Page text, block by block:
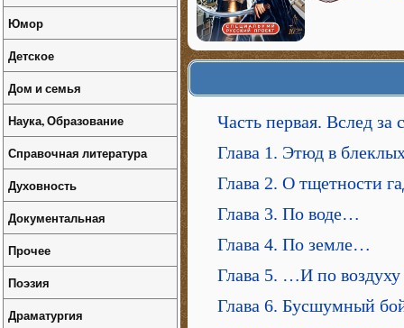
Часть первая. Вслед за
Глава 1. Этюд в
Глава 2. О тщетности
Глава 3. По воде…
Глава 4. По земле…
Глава 5. …И по воздуху
Глава 6. Бусшумный
Юмор
Детское
Дом и семья
Наука, Образование
Справочная литература
Духовность
Документальная
Прочее
Поэзия
Драматургия